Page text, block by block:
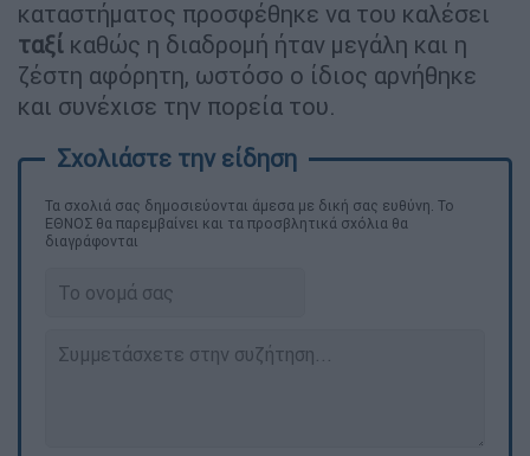
καταστήματος προσφέθηκε να του καλέσει
ταξί καθώς η διαδρομή ήταν μεγάλη και η
ζέστη αφόρητη, ωστόσο ο ίδιος αρνήθηκε
και συνέχισε την πορεία του.
Τα σχολιά σας δημοσιεύονται άμεσα με δική σας ευθύνη. Το
ΕΘΝΟΣ θα παρεμβαίνει και τα προσβλητικά σχόλια θα
διαγράφονται